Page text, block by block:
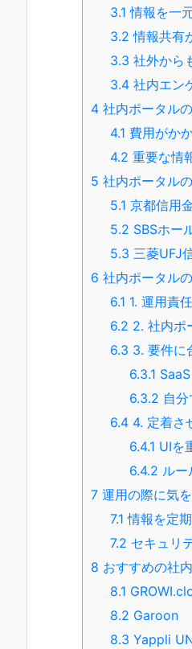
3.1 情報を一
3.2 情報共有
3.3 社外から
3.4 社内エン
4 社内ポータル
4.1 費用がか
4.2 重要な情
5 社内ポータル
5.1 京都信用
5.2 SBSホー
5.3 三菱UFJ
6 社内ポータル
6.1 1. 運用責
6.2 2. 社内ポ
6.3 3. 要件に
6.3.1
6.3.2 自
6.4 4. 定着さ
6.4.1 UIを
6.4.2 ルー
7 運用の際に気
7.1 情報を定
7.2 セキュリ
8 おすすめの社
8.1
8.2 Garoon
8.3 Yappli